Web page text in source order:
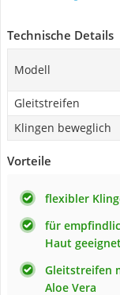
Technische Details
Modell
Gleitstreifen
Klingen beweglich
Vorteile
flexibler
für
Haut
Gleitstreifen
Aloe Vera